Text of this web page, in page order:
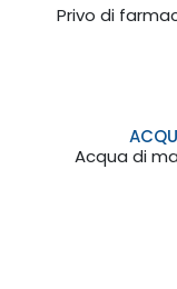
Privo di
Acqua di